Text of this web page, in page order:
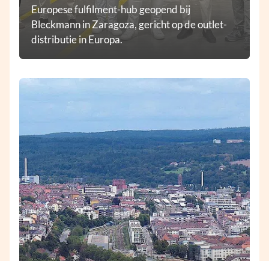
Europese fulfilment-hub geopend bij
Bleckmann in Zaragoza, gericht op de outlet-
distributie in Europa.